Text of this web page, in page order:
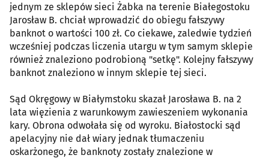
jednym ze sklepów sieci Żabka na terenie Białegostoku
Jarosław B. chciał wprowadzić do obiegu fałszywy
banknot o wartości 100 zł. Co ciekawe, zaledwie tydzień
wcześniej podczas liczenia utargu w tym samym sklepie
również znaleziono podrobioną "setkę". Kolejny fałszywy
banknot znaleziono w innym sklepie tej sieci.
Sąd Okręgowy w Białymstoku skazał Jarosława B. na 2
lata więzienia z warunkowym zawieszeniem wykonania
kary. Obrona odwołała się od wyroku. Białostocki sąd
apelacyjny nie dał wiary jednak tłumaczeniu
oskarżonego, że banknoty zostały znalezione w